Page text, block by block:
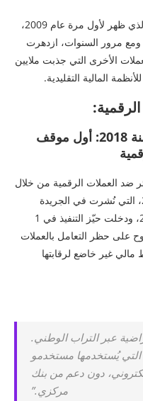
أشهر العملات الرقمية هي “البيتكوين”، الذي ظهر لأول مرة عام 2009،
مرور السنوات، ازدهرت
الأخرى التي جذبت ملايين
المالية التقليدية.
المادة 117 من قانون المالية لسنة 2018: أول موقف
ضد العملات الرقمية من خلال
المادة 117 من قانون المالية لسنة 2018، التي نُشرت في الجريدة
الرسمية عدد 76 بتاريخ 28 ديسمبر 2017، ودخلت حيّز التنفيذ في 1
بوضوح على حظر التعامل بالعملات
مالي غير خاضع لرقابتها
عبر التراب الوطني.
التي يُستخدمها مستخدمو
دون دعم من بنك
مركزي.”